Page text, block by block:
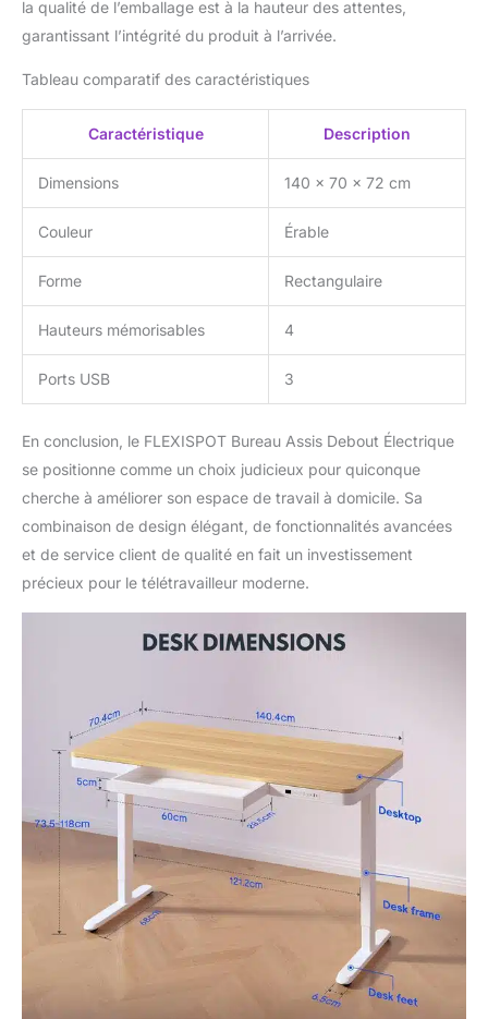
QUALITÉ ET
ERGONOMIE FLEXISPOT:
concevons des meubles
respectant les normes
ergonomiques les plus
exigeantes. Chaque
produit est
pour garantir stabilité et
de 7 ans pour une
durable. Notre service
client reste à votre
écoute et vous
accompagne sous 24
votre satisfaction totale.
la qualité de l’emballage est à la hauteur des attentes,
garantissant l’intégrité du produit à l’arrivée.
Tableau comparatif des caractéristiques
Caractéristique Description
Dimensions 140 x 70 x 72 cm
Couleur Érable
Forme Rectangulaire
Hauteurs mémorisables 4
Ports USB 3
En conclusion, le FLEXISPOT Bureau Assis Debout Électrique
se positionne comme un choix judicieux pour quiconque
cherche à améliorer son espace de travail à domicile. Sa
combinaison de design élégant, de fonctionnalités avancées
et de service client de qualité en fait un investissement
précieux pour le télétravailleur moderne.